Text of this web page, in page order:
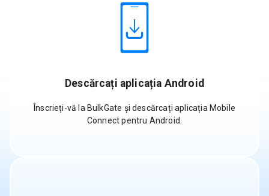
Descărcați aplicația Android
Înscrieți-vă la BulkGate și descărcați aplicația Mobile
Connect pentru Android.